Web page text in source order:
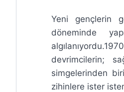
Yeni gençlerin
döneminde
devrimcilerin;
simgelerinden
zihinlere ister